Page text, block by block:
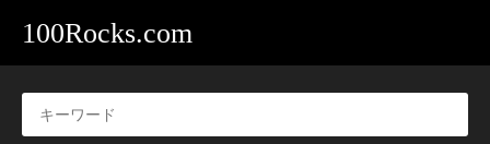
100Rocks.com